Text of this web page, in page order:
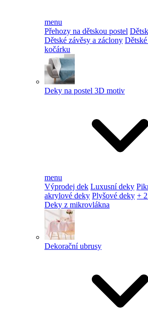
menu
Přehozy na dětskou postel
Dětské závěsy a záclony
kočárku
Deky na postel 3D motiv
menu
Výprodej dek Luxusní deky
akrylové deky Plyšové deky +
Deky z mikrovlákna
Dekorační ubrusy